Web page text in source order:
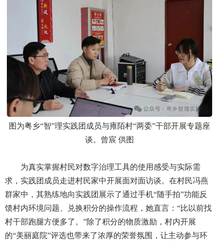
图为粤乡“智”理实践团成员与雍陌村“两委”干部开展专题座
谈。曾宸 供图
为真实掌握村民对数字治理工具的使用感受与实际需
求，实践团成员走进村民家中开展面对面访谈。在村民冯燕
群家中，其熟练地向实践团展示了通过手机“随手拍”功能反
馈村内环境问题、兑换积分的操作流程，她直言：“比以前找
村干部跑腿方便多了。”除了积分的物质激励，村内开展
的“美丽庭院”评选也带来了浓厚的荣誉氛围，让主动参与环